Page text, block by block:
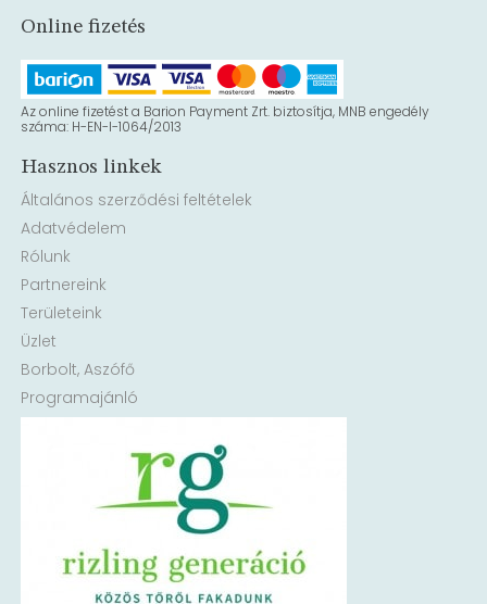
Online fizetés
Az online fizetést a Barion Payment Zrt. biztosítja, MNB engedély
száma: H-EN-I-1064/2013
Hasznos linkek
Általános szerződési feltételek
Adatvédelem
Rólunk
Partnereink
Területeink
Üzlet
Borbolt, Aszófő
Programajánló